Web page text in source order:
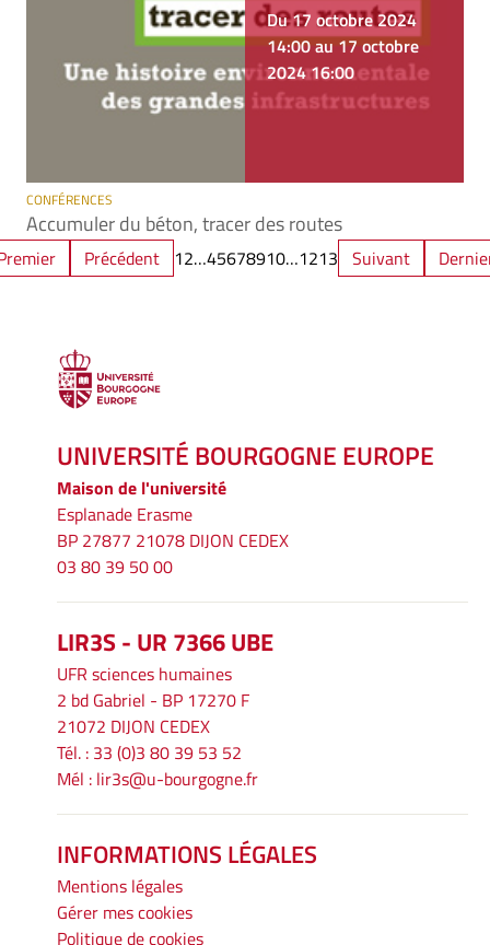
Du 17 octobre 2024
14:00 au 17 octobre
2024 16:00
CONFÉRENCES
Accumuler du béton, tracer des routes
Précédent 12…45678910…1213 Suivant
UNIVERSITÉ BOURGOGNE EUROPE
Maison de l'université
Esplanade Erasme
BP 27877 21078 DIJON CEDEX
03 80 39 50 00
LIR3S - UR 7366 UBE
UFR sciences humaines
2 bd Gabriel - BP 17270 F
21072 DIJON CEDEX
Tél. : 33 (0)3 80 39 53 52
Mél : lir3s@u-bourgogne.fr
INFORMATIONS LÉGALES
Mentions légales
Gérer mes cookies
Politique de cookies